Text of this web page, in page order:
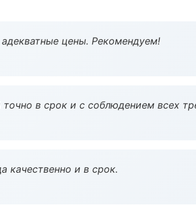
цены. Рекомендуем!
в срок и с соблюдением всех
качественно и в срок.